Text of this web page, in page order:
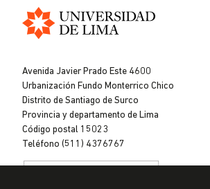
de
Lima
Avenida Javier Prado Este 4600
Urbanización Fundo Monterrico Chico
Distrito de Santiago de Surco
Provincia y departamento de Lima
Código postal 15023
Teléfono (511) 4376767